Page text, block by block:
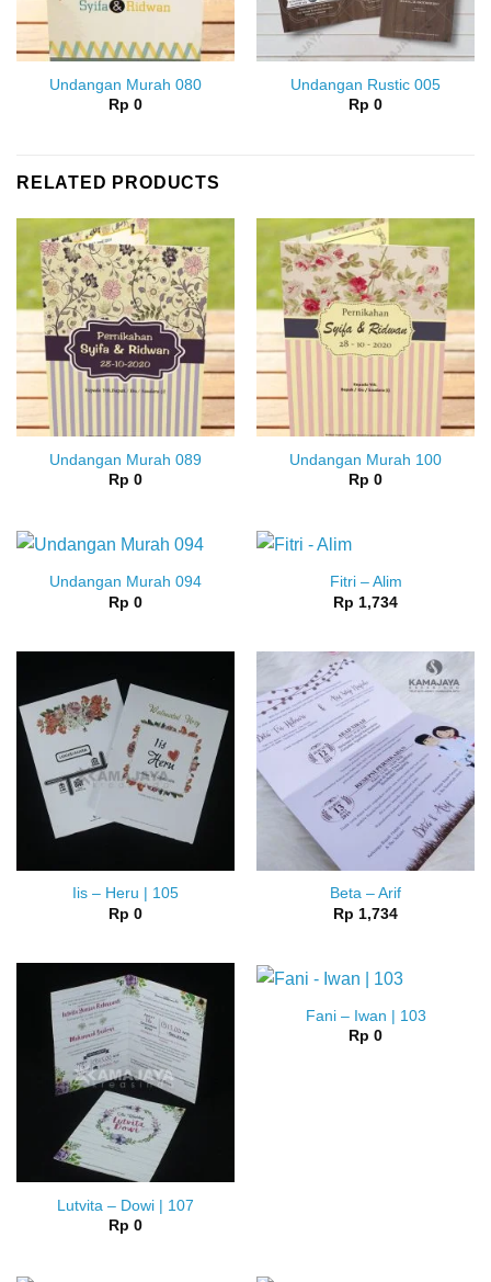
Undangan Murah 080
Rp 0
Undangan Rustic 005
Rp 0
RELATED PRODUCTS
Undangan Murah 089
Rp 0
Undangan Murah 100
Rp 0
Undangan Murah 094
Rp 0
Fitri – Alim
Rp 1,734
Iis – Heru | 105
Rp 0
Beta – Arif
Rp 1,734
Lutvita – Dowi | 107
Rp 0
Fani – Iwan | 103
Rp 0